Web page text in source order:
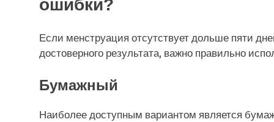
ошибки?
Если менструация отсутствует дольше пяти
достоверного результата, важно правильно
Бумажный
Наиболее доступным вариантом является